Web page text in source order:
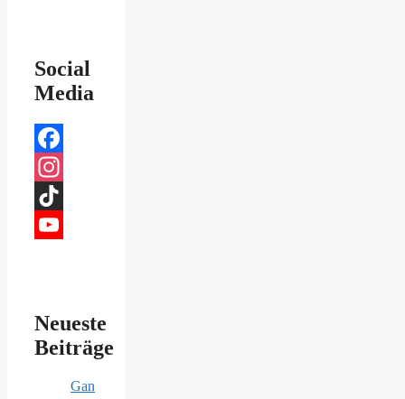
Social
Media
Facebook
Instagram
TikTok
Neueste
Beiträge
Gan